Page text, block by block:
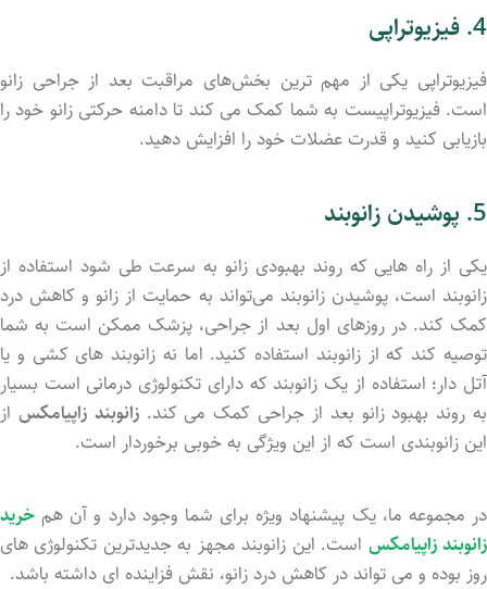
4. فیزیوتراپی
فیزیوتراپی یکی از مهم ‌ترین بخش‌های مراقبت بعد از جراحی زانو
است. فیزیوتراپیست به شما کمک می‌ کند تا دامنه حرکتی زانو خود را
بازیابی کنید و قدرت عضلات خود را افزایش دهید.
5. پوشیدن زانوبند
یکی از راه هایی که روند بهبودی زانو به سرعت طی شود استفاده از
زانوبند است، پوشیدن زانوبند می‌تواند به حمایت از زانو و کاهش درد
کمک کند. در روزهای اول بعد از جراحی، پزشک ممکن است به شما
توصیه کند که از زانوبند استفاده کنید. اما نه زانوبند های کشی و یا
آتل دار؛ استفاده از یک زانوبند که دارای تکنولوژی درمانی است بسیار
به روند بهبود زانو بعد از جراحی کمک می کند.زانوبند زاپیامکس از
این زانوبندی است که از این ویژگی به خوبی برخوردار است.
در مجموعه ما، یک پیشنهاد ویژه برای شما وجود دارد و آن هم خرید
زانوبند زاپیامکس است. این زانوبند مجهز به جدیدترین تکنولوژی های
روز بوده و می تواند در کاهش درد زانو، نقش فزاینده ای داشته باشد.